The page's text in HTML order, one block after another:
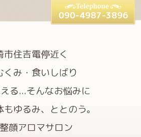
市住吉電停近く
くみ・食いしばり
る...そんなお悩みに
ゆるみ、ととのう。
顔アロマサロン
090-4987-3896